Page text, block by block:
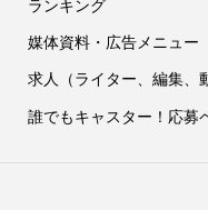
ランキング
媒体資料・広告メニュー
求人（ライター、編集、
誰でもキャスター！応募